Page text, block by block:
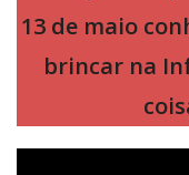
13 de maio
brincar na